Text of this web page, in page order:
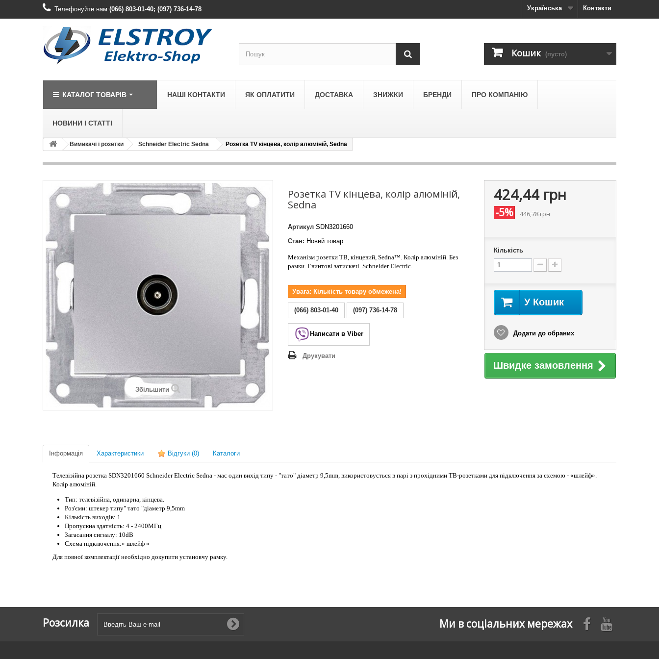
Контакти
Телефонуйте нам:(066) 803-01-40; (097) 736-14-78 Українська
Кошик (пусто)
КАТАЛОГ ТОВАРІВ
LEGRAND
Legrand Celiane
Legrand Etika
Legrand Forix
Legrand Valena Allure
Legrand Valena Classic
LEGRAND
LEZARD
Lezard Deriy
НАШІ КОНТАКТИ ЯК ОПЛАТИТИ ДОСТАВКА ЗНИЖКИ БРЕНДИ ПРО КОМПАНІЮ
НОВИНИ І СТАТТІ
Вимикачі і розетки Schneider Electric Sedna Розетка TV кінцева, колір алюміній, Sedna
Збільшити
Розетка TV кінцева, колір алюміній,
Sedna
Артикул SDN3201660
Стан: Новий товар
Механізм розетки ТВ, кінцевий, Sedna™. Колір алюміній. Без
рамки. Гвинтові затискачі. Schneider Electric.
Увага: Кількість товару обмежена!
(066) 803-01-40 (097) 736-14-78
Написати в Viber
Друкувати
424,44 грн
-5% 446,78 грн
Кількість
У Кошик
Додати до обраних
Швидке замовлення
Інформація Характеристики Відгуки (0) Каталоги
Телевізійна розетка SDN3201660 Schneider Electric Sedna - має один вихід типу - "тато" діаметр 9,5mm, використовується в парі з прохідними ТВ-розетками для підключення за схемою - «шлейф».
Колір алюміній.
Тип: телевізійна, одинарна, кінцева.
Роз'єми: штекер типу" тато "діаметр 9,5mm
Кількість виходів: 1
Пропускна здатність: 4 - 2400МГц
Загасання сигналу: 10dB
Схема підключення:« шлейф »
Для повної комплектації необхідно докупити установчу рамку.
Розсилка Ми в соціальних мережах